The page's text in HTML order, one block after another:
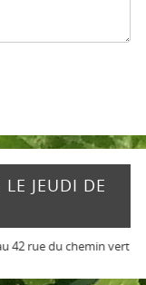
JEUDI DE
rue du chemin vert